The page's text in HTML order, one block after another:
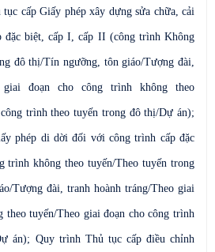
cấp Giấy phép xây dựng sửa chữa, cải
đặc biệt, cấp I, cấp II (công trình Không
đô thị/Tín ngưỡng, tôn giáo/Tượng đài,
giai đoạn cho công trình không theo
trình theo tuyến trong đô thị/Dự án);
phép di dời đối với công trình cấp đặc
trình không theo tuyến/Theo tuyến trong
Tượng đài, tranh hoành tráng/Theo giai
theo tuyến/Theo giai đoạn cho công trình
án); Quy trình Thủ tục cấp điều chỉnh